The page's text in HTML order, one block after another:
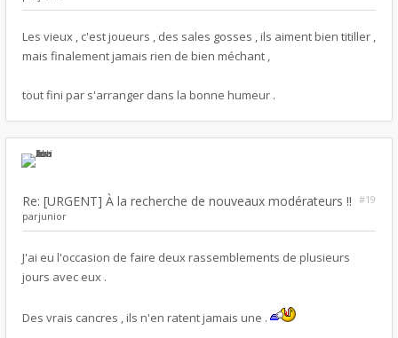
Les vieux , c'est joueurs , des sales gosses , ils aiment bien titiller ,
mais finalement jamais rien de bien méchant ,
tout fini par s'arranger dans la bonne humeur .
Re: [URGENT] À la recherche de nouveaux modérateurs !! #19
parjunior
J'ai eu l'occasion de faire deux rassemblements de plusieurs
jours avec eux .
Des vrais cancres , ils n'en ratent jamais une .